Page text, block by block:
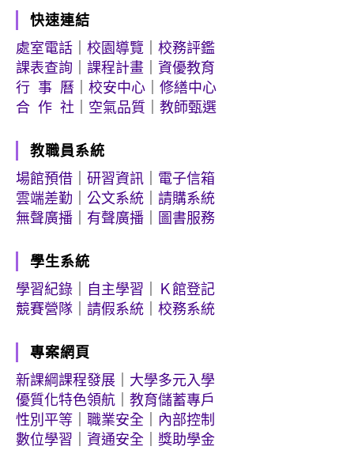
快速連結
處室電話
校園導覽
校務評鑑
課表查詢
課程計畫
資優教育
行 事 曆
校安中心
修繕中心
合 作 社
空氣品質 教師甄選
教職員系統
場館預借
研習資訊
電子信箱
雲端差勤
公文系統
請購系統
無聲廣播
有聲廣播 圖書服務
學生系統
學習紀錄
自主學習
Ｋ館登記
競賽營隊
請假系統 校務系統
專案網頁
新課綱課程發展
大學多元入學
優質化特色領航
教育儲蓄專戶
性別平等
職業安全
內部控制
數位學習
資通安全 獎助學金